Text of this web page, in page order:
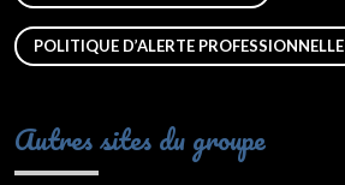
POLITIQUE D’ALERTE PROFESSIONNELLE
Autres sites du groupe